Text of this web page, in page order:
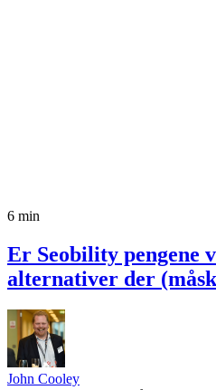
6 min
Er Seobility pengene
alternativer der
John Cooley